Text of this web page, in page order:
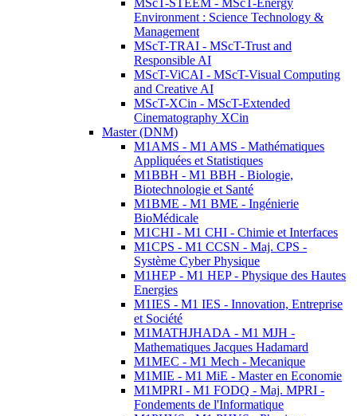
MScT-STEEM - MScT-Energy
Environment : Science Technology &
Management
MScT-TRAI - MScT-Trust and
Responsible AI
MScT-ViCAI - MScT-Visual Computing
and Creative AI
MScT-XCin - MScT-Extended
Cinematography XCin
Master (DNM)
M1AMS - M1 AMS - Mathématiques
Appliquées et Statistiques
M1BBH - M1 BBH - Biologie,
Biotechnologie et Santé
M1BME - M1 BME - Ingénierie
BioMédicale
M1CHI - M1 CHI - Chimie et Interfaces
M1CPS - M1 CCSN - Maj. CPS -
Système Cyber Physique
M1HEP - M1 HEP - Physique des Hautes
Energies
M1IES - M1 IES - Innovation, Entreprise
et Société
M1MATHJHADA - M1 MJH -
Mathematiques Jacques Hadamard
M1MEC - M1 Mech - Mecanique
M1MIE - M1 MiE - Master en Economie
M1MPRI - M1 FODQ - Maj. MPRI -
Fondements de l'Informatique